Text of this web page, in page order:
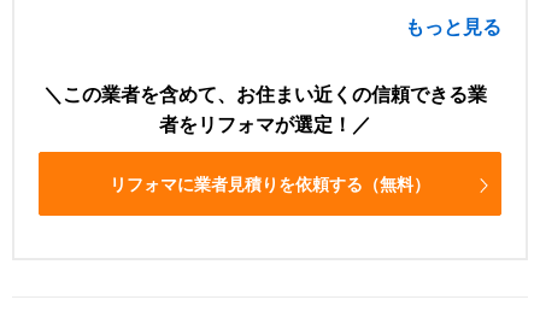
もっと見る
この業者を含めて、お住まい近くの信頼できる業
者をリフォマが選定！
リフォマに業者見積りを依頼する（無料）